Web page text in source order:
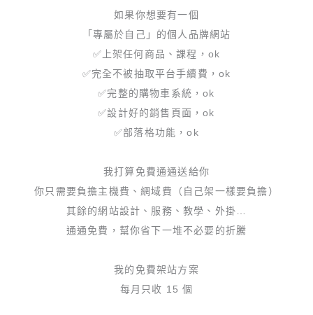
如果你想要有一個
「專屬於自己」的個人品牌網站
✅上架任何商品、課程，ok
✅完全不被抽取平台手續費，ok
✅完整的購物車系統，ok
✅設計好的銷售頁面，ok
✅部落格功能，ok
我打算免費通通送給你
你只需要負擔主機費、網域費（自己架一樣要負擔）
其餘的網站設計、服務、教學、外掛…
通通免費，幫你省下一堆不必要的折騰
我的免費架站方案
每月只收 15 個